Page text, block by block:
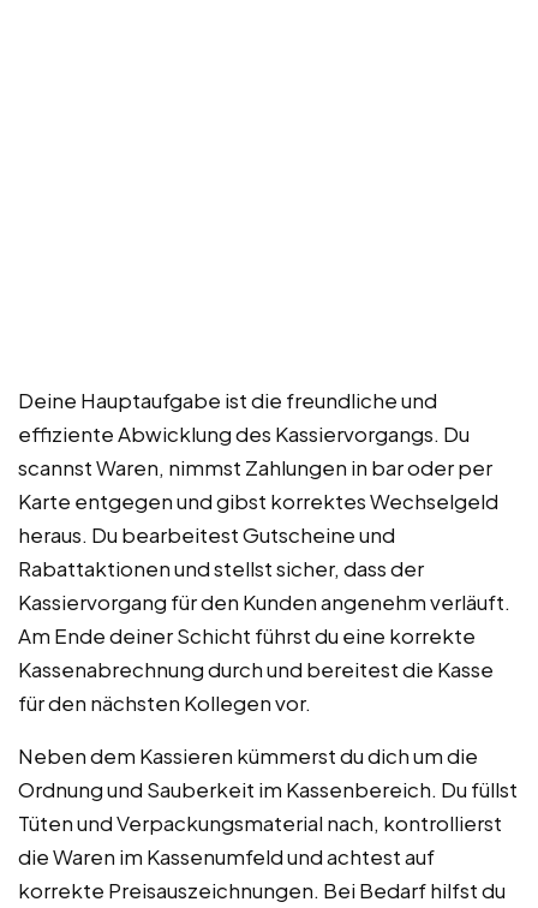
Deine Hauptaufgabe ist die freundliche und
effiziente Abwicklung des Kassiervorgangs. Du
scannst Waren, nimmst Zahlungen in bar oder per
Karte entgegen und gibst korrektes Wechselgeld
heraus. Du bearbeitest Gutscheine und
Rabattaktionen und stellst sicher, dass der
Kassiervorgang für den Kunden angenehm verläuft.
Am Ende deiner Schicht führst du eine korrekte
Kassenabrechnung durch und bereitest die Kasse
für den nächsten Kollegen vor.
Neben dem Kassieren kümmerst du dich um die
Ordnung und Sauberkeit im Kassenbereich. Du füllst
Tüten und Verpackungsmaterial nach, kontrollierst
die Waren im Kassenumfeld und achtest auf
korrekte Preisauszeichnungen. Bei Bedarf hilfst du